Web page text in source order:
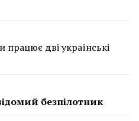
працює дві українські
безпілотник